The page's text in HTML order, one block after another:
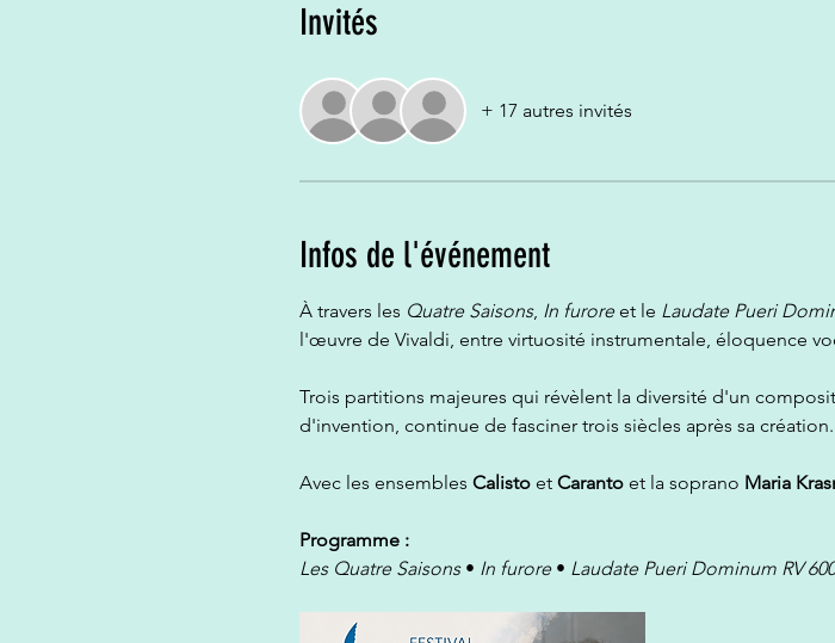
Invités
+ 17 autres invités
Infos de l'événement
À travers les Quatre Saisons, In furore et le Laudate Pueri
l'œuvre de Vivaldi, entre virtuosité instrumentale, éloquence
Trois partitions majeures qui révèlent la diversité d'un
d'invention, continue de fasciner trois siècles après sa création.
Avec les ensembles Calisto et Caranto et la soprano Maria
Programme :
Les Quatre Saisons • In furore • Laudate Pueri Dominum RV 600